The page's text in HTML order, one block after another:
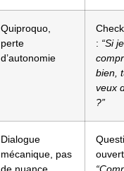
Quiproquo,
perte
d’autonomie
: “Si je
bien,
veux
?”
Dialogue
mécanique, pas